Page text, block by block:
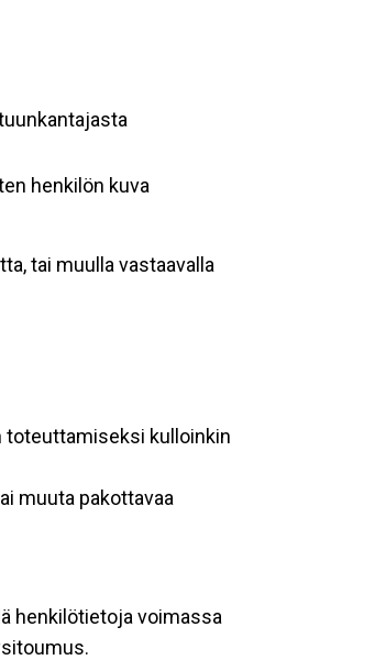
henkilön kuva
tai muulla vastaavalla
toteuttamiseksi kulloinkin
muuta pakottavaa
henkilötietoja voimassa